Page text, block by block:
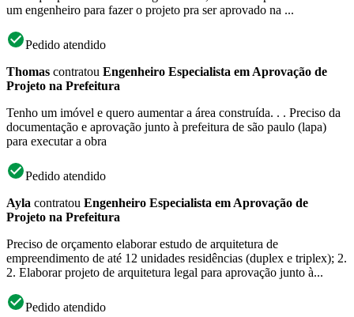
um engenheiro para fazer o projeto pra ser aprovado na ...
Pedido atendido
Thomas contratou Engenheiro Especialista em Aprovação de
Projeto na Prefeitura
Tenho um imóvel e quero aumentar a área construída. . . Preciso da
documentação e aprovação junto à prefeitura de são paulo (lapa)
para executar a obra
Pedido atendido
Ayla contratou Engenheiro Especialista em Aprovação de
Projeto na Prefeitura
Preciso de orçamento elaborar estudo de arquitetura de
empreendimento de até 12 unidades residências (duplex e triplex); 2.
2. Elaborar projeto de arquitetura legal para aprovação junto à...
Pedido atendido